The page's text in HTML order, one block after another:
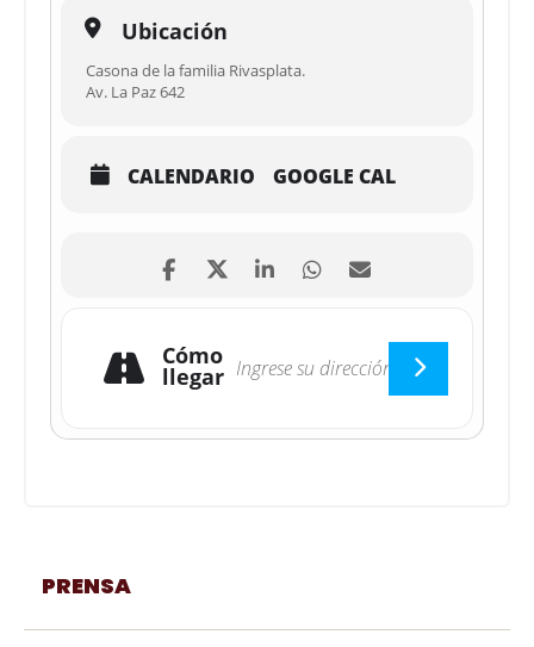
Ubicación
Casona de la familia Rivasplata.
Av. La Paz 642
CALENDARIO GOOGLE CAL
Cómo
llegar
PRENSA